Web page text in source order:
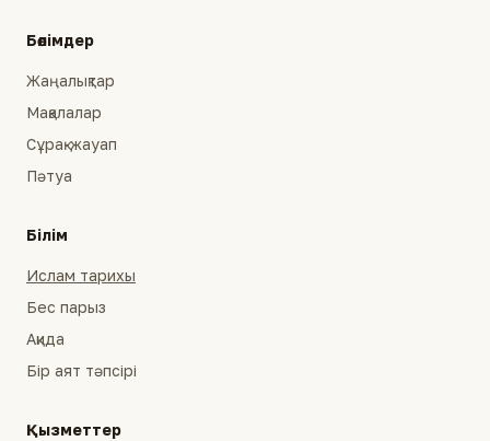
Бөлімдер
Жаңалықтар
Мақалалар
Сұрақ-жауап
Пәтуа
Білім
Ислам тарихы
Бес парыз
Ақида
Бір аят тәпсірі
Қызметтер